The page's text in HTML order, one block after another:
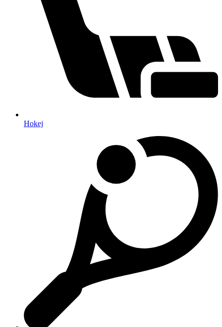
Hokej